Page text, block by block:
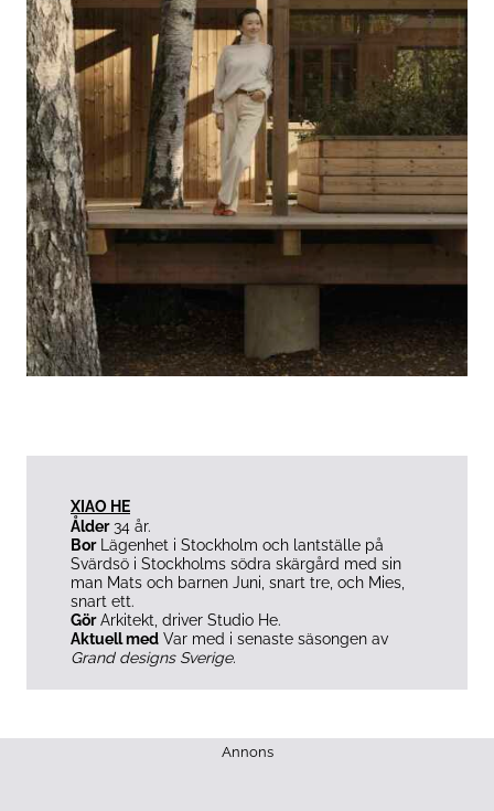
XIAO HE
Ålder34 år.
BorLägenhet i Stockholm och lantställe på
Svärdsö i Stockholms södra skärgård med sin
man Mats och barnen Juni, snart tre, och Mies,
snart ett.
GörArkitekt, driver Studio He.
Aktuell med Var med i senaste säsongen av
Grand designs Sverige.
Annons